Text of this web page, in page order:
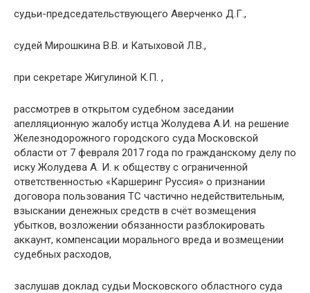
судьи-председательствующего Аверченко Д.Г.,
судей Мирошкина В.В. и Катыховой Л.В.,
при секретаре Жигулиной К.П. ,
рассмотрев в открытом судебном заседании
апелляционную жалобу истца Жолудева А.И. на решение
Железнодорожного городского суда Московской
области от 7 февраля 2017 года по гражданскому делу по
иску Жолудева А. И. к обществу с ограниченной
ответственностью «Каршеринг Руссия» о признании
договора пользования ТС частично недействительным,
взыскании денежных средств в счёт возмещения
убытков, возложении обязанности разблокировать
аккаунт, компенсации морального вреда и возмещении
судебных расходов,
заслушав доклад судьи Московского областного суда